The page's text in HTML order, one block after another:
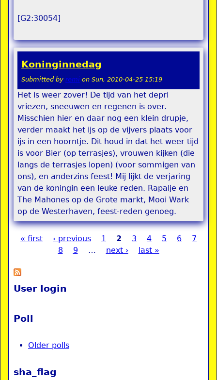
[G2:30054]
Koninginnedag
Submitted by remi on Sun, 2010-04-25 15:19
Het is weer zover! De tijd van het depri
vriezen, sneeuwen en regenen is over.
Misschien hier en daar nog een klein drupje,
verder maakt het ijs op de vijvers plaats voor
ijs in een hoorntje. Dit houd in dat het weer tijd
is voor Bier (op terrasjes), vrouwen kijken (die
langs de terrasjes lopen) (voor sommigen van
ons), en anderzins feest! Mij lijkt de verjaring
van de koningin een leuke reden. Rapalje en
The Mahones op de Grote markt, Mooi Wark
op de Westerhaven, feest-reden genoeg.
« first ‹ previous 1 2 3 4 5 6
7
8
9 … next › last »
User login
Poll
Older polls
sha_flag